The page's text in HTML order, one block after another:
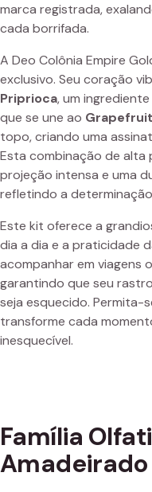
marca registrada,
cada borrifada.
A Deo Colônia Empire
exclusivo. Seu coração
Priprioca, um
que se une ao
topo, criando uma
Esta combinação de alta
projeção intensa e uma
refletindo a
Este kit oferece a
dia a dia e a praticidade
acompanhar em viagens
garantindo que seu
seja esquecido. Permita-
transforme cada
inesquecível.
Família
Amadeirado